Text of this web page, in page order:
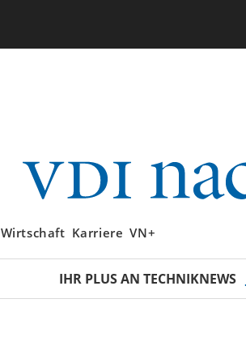
Wirtschaft Karriere VN+
IHR PLUS AN TECHNIKNEWS